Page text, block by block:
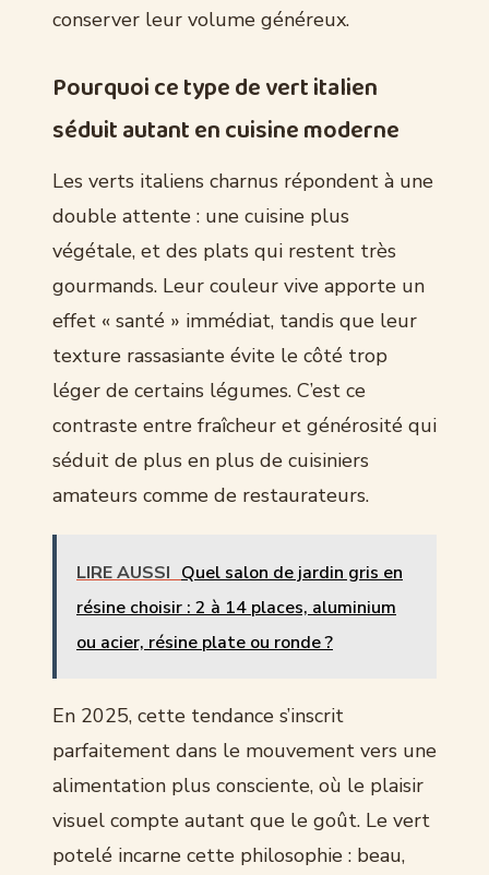
conserver leur volume généreux.
Pourquoi ce type de vert italien
séduit autant en cuisine moderne
Les verts italiens charnus répondent à une
double attente : une cuisine plus
végétale, et des plats qui restent très
gourmands. Leur couleur vive apporte un
effet « santé » immédiat, tandis que leur
texture rassasiante évite le côté trop
léger de certains légumes. C’est ce
contraste entre fraîcheur et générosité qui
séduit de plus en plus de cuisiniers
amateurs comme de restaurateurs.
LIRE AUSSI Quel salon de jardin gris en
résine choisir : 2 à 14 places, aluminium
ou acier, résine plate ou ronde ?
En 2025, cette tendance s’inscrit
parfaitement dans le mouvement vers une
alimentation plus consciente, où le plaisir
visuel compte autant que le goût. Le vert
potelé incarne cette philosophie : beau,